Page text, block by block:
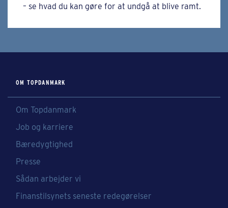
– se hvad du kan gøre for at undgå at blive ramt.
OM TOPDANMARK
Om Topdanmark
Job og karriere
Bæredygtighed
Presse
Sådan arbejder vi
Finanstilsynets seneste redegørelser